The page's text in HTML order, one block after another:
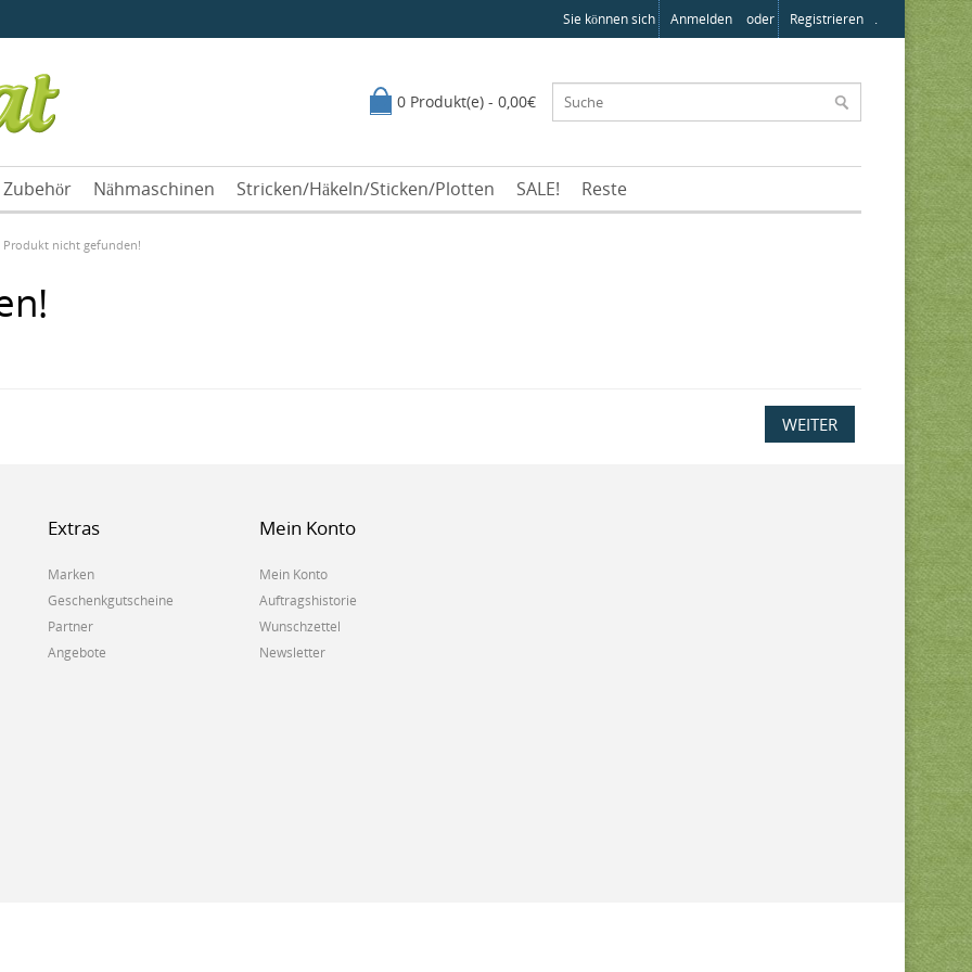
Sie können sich Anmelden oder Registrieren .
0 Produkt(e) - 0,00€
Zubehör Nähmaschinen Stricken/Häkeln/Sticken/Plotten SALE! Reste
Produkt nicht gefunden!
WEITER
Extras
Marken
Geschenkgutscheine
Partner
Angebote
Mein Konto
Mein Konto
Auftragshistorie
Wunschzettel
Newsletter